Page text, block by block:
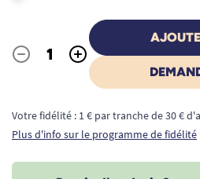
Quantité
- +
Votre fidélité : 1 € par tranche de 30 €
Plus d'info sur le programme de fidélité